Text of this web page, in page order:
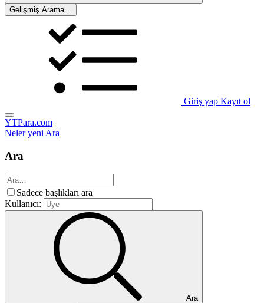
Gelişmiş Arama…
Giriş yap Kayıt ol
YTPara.com
Neler yeniAra
Ara
Sadece başlıkları ara
Kullanıcı:
Ara